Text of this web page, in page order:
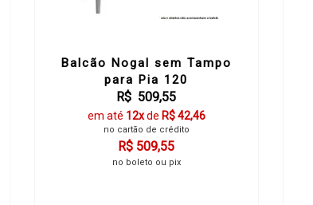
Balcão Nogal sem Tampo
para Pia 120
R$ 509,55
em até 12xde R$ 42,46
no cartão de crédito
R$ 509,55
no boleto ou pix